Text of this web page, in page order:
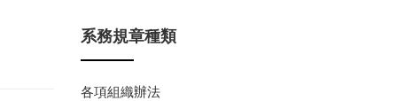
系務規章種類
各項組織辦法